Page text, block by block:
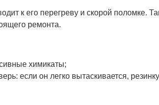
к его перегреву и скорой поломке.
ремонта.
химикаты;
если он легко вытаскивается,